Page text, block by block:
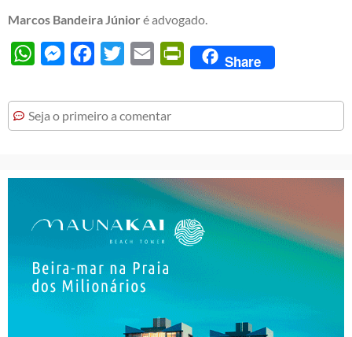
Marcos Bandeira Júnior é advogado.
WhatsAppMessengerFacebook
Twitter Email PrintFriendly
Share
Seja o primeiro a comentar